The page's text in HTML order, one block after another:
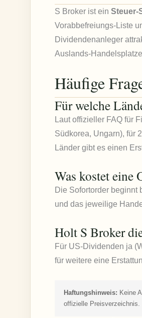
S Broker ist einSteuer-
Vorabbefreiungs-Liste
Dividendenanleger
Auslands-
Häufige
Für welche
Laut offizieller FAQ für
Südkorea, Ungarn), für
Länder gibt es einen
Was kostet eine
Die Sofortorder beginnt
und das jeweilige
Holt S Broker
Für US-Dividenden ja
für weitere eine
Haftungshinweis: Keine
offizielle Preisverzeichnis.